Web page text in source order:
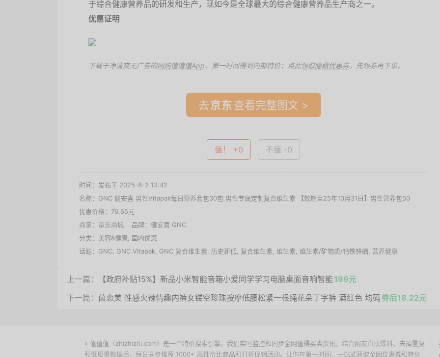
于综合健康营养品的研发和生产，现如今是全球最大的综合健康营养品生产商之一。
优惠证明
下载干净清爽无广告的网购值值值App ，第一时间得到内部特价；点此领取隐藏优惠券，先领券再下单。
去 查看完整图文 >
值！ +0 不值 -0
时间：发布于 2025-8-2 13:42
名称： GNC 健安喜 男性Vitapak每日营养套包30包 男性专属定制复合维生素 【效期至25年10月31日】男性营养包50
优惠价格： 76.65元
商家： 京东商城 品牌： 健安喜 GNC
分类： 美容&健康 国内优惠
话题： GNC GNC Vitapak GNC 复合维生素 历史新低 复合维生素 维生素 维生素/矿物质/钙铁锌硒 营养健康
上一篇： 【政府补贴15%】新品小米智能音箱小爱同学学习电脑桌面音响智能199元
下一篇： 茵恋美 性感火辣情趣内裤女镂空珍珠按摩低腰松紧一根绳花朵丁字裤 酒红色 均码券后18.22元
» 值值值（zhizhizhi.com）是一个特价搜索引擎。我们实时监控和同步全网值得买类资讯，结合网友直接爆料，去掉重复
和低质量数据后，每日同步推荐 1000+ 高性价比商品和打折促销活动。让你在第一时间，一站式获取全网优惠券和特价